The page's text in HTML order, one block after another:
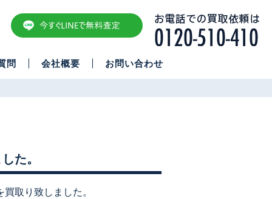
問 会社概要 お問い合わせ
た。
取り致しました。